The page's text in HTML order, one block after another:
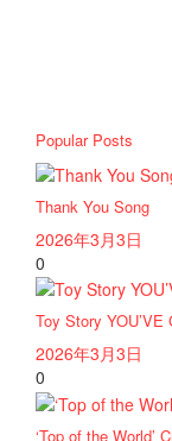
Popular Posts
Thank You Song
2026年3月3日
0
Toy Story
2026年3月3日
0
‘Top of the World’